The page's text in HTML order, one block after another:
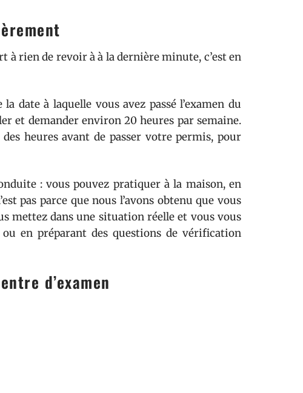
à rien de revoir à à la dernière minute, c’est en
date à laquelle vous avez passé l’examen du
et demander environ 20 heures par semaine.
heures avant de passer votre permis, pour
: vous pouvez pratiquer à la maison, en
pas parce que nous l’avons obtenu que vous
mettez dans une situation réelle et vous vous
en préparant des questions de vérification
d’examen